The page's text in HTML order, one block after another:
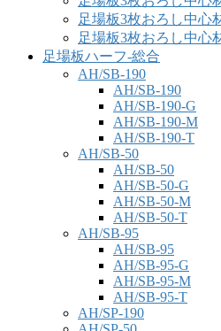
足場板3枚おろし中心
足場板3枚おろし中心
足場板ハーフ-総合
AH/SB-190
AH/SB-190
AH/SB-190-G
AH/SB-190-M
AH/SB-190-T
AH/SB-50
AH/SB-50
AH/SB-50-G
AH/SB-50-M
AH/SB-50-T
AH/SB-95
AH/SB-95
AH/SB-95-G
AH/SB-95-M
AH/SB-95-T
AH/SP-190